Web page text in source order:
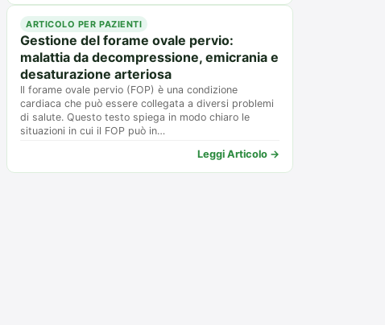
ARTICOLO PER PAZIENTI
Gestione del forame ovale pervio:
malattia da decompressione, emicrania e
desaturazione arteriosa
Il forame ovale pervio (FOP) è una condizione
cardiaca che può essere collegata a diversi problemi
di salute. Questo testo spiega in modo chiaro le
situazioni in cui il FOP può in…
Leggi Articolo →